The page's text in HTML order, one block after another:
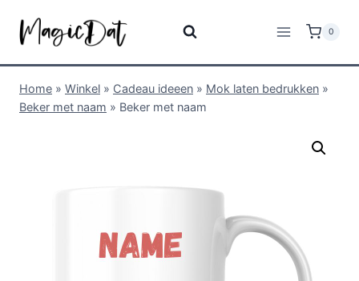
0
Home » Winkel » Cadeau ideeen » Mok laten bedrukken »
Beker met naam » Beker met naam